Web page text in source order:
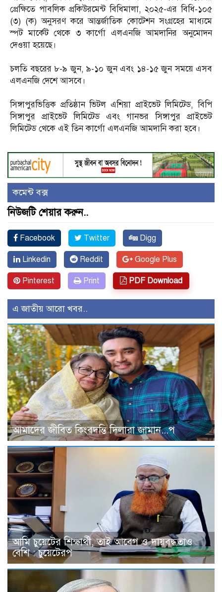
প্রেক্ষিতে পাবলিক প্রকিউরমেন্ট বিধিমালা, ২০২৫-এর বিধি-১০৫
(৩) (ক) অনুসরণ করে আন্তর্জাতিক কোটেশন সংগ্রহের মাধ্যমে
স্পট মার্কেট থেকে ৩ কার্গো এলএনজি আমদানির অনুমোদন
দেওয়া হয়েছে।
চলতি বছরের ৮-৯ জুন, ৯-১০ জুন এবং ১৪-১৫ জুন সময়ে এসব
এলএনজি দেশে আসবে।
সিঙ্গাপুরভিত্তিক প্রতিষ্ঠান ভিটল এশিয়া প্রাইভেট লিমিটেড, বিপি
সিঙ্গাপুর প্রাইভেট লিমিটেড এবং গানভর সিঙ্গাপুর প্রাইভেট
লিমিটেড থেকে এই তিন কার্গো এলএনজি আমদানি করা হবে।
কমেন্ট বক্স
নিউজটি শেয়ার করুন..
Facebook Twitter Digg
Linkedin Reddit Google Plus
Pinterest Print PDF Download
এ জাতীয় আরো খবর..
আমাদের জীবিত কিংবদন্তি দিলারা জামান...প
আমি চুয়েটের শিক্ষার্থী, তাই আবেগ ও দায়বদ্ধতাও
বেশি : চুয়েটেরপ